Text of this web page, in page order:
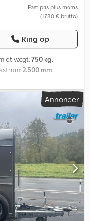
merpris (ren TÜV-afgift)
hjemmeside. Denne kan
Anhänger" på din
Forbehold for fejl,
Fast pris plus moms
(1.780 € brutto)
Ring op
vægt:750 kg,
2.500 mm,
bygningshøjde:960 mm,
Type:
Tilladt totalvægt: 750 kg,
201 kg
10 tommer Ladehøjde:
klappes ned Pris
dokumenter) Vi har et
på lager: Brenderup,
T Szue Afqja På
Vi
tilbehør kan fås
og fejl
fejl og trykfejl.
Annoncer